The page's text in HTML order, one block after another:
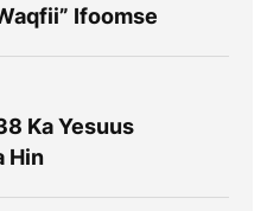
Ifoomse
Ka Yesuus
Hin